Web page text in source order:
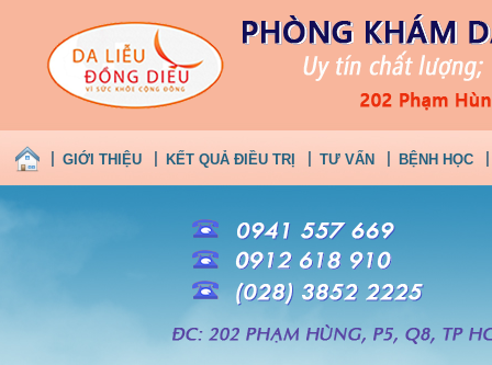
GIỚI THIỆU KẾT QUẢ ĐIỀU TRỊ TƯ VẤN BỆNH HỌC